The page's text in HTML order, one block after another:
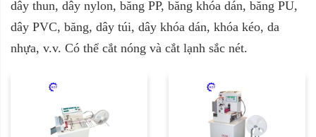
dây thun, dây nylon, băng PP, băng khóa dán, băng PU,
dây PVC, băng, dây túi, dây khóa dán, khóa kéo, da
nhựa, v.v. Có thể cắt nóng và cắt lạnh sắc nét.